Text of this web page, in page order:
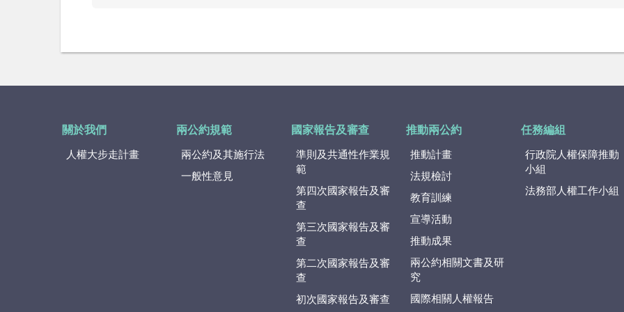
關於我們
人權大步走計畫
兩公約規範
兩公約及其施行法
一般性意見
國家報告及審查
準則及共通性作業規
範
第四次國家報告及審
查
第三次國家報告及審
查
第二次國家報告及審
查
初次國家報告及審查
推動兩公約
推動計畫
法規檢討
教育訓練
宣導活動
推動成果
兩公約相關文書及研
究
國際相關人權報告
任務編組
行政院人權保障推動
小組
法務部人權工作小組